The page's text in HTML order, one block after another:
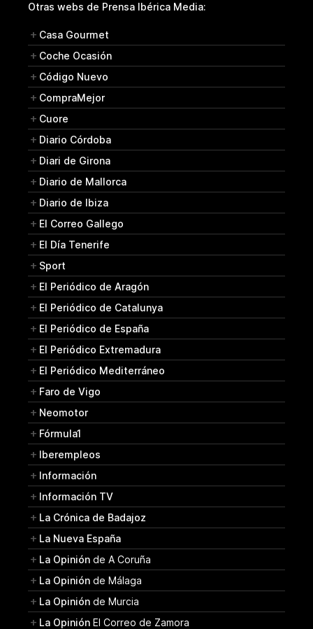
Otras webs de Prensa Ibérica Media:
Casa Gourmet
Coche Ocasión
Código Nuevo
CompraMejor
Cuore
Diario Córdoba
Diari de Girona
Diario de Mallorca
Diario de Ibiza
El Correo Gallego
El Día Tenerife
Sport
El Periódico de Aragón
El Periódico de Catalunya
El Periódico de España
El Periódico Extremadura
El Periódico Mediterráneo
Faro de Vigo
Neomotor
Fórmula1
Iberempleos
Información
Información TV
La Crónica de Badajoz
La Nueva España
La Opinión de A Coruña
La Opinión de Málaga
La Opinión de Murcia
La Opinión El Correo de Zamora